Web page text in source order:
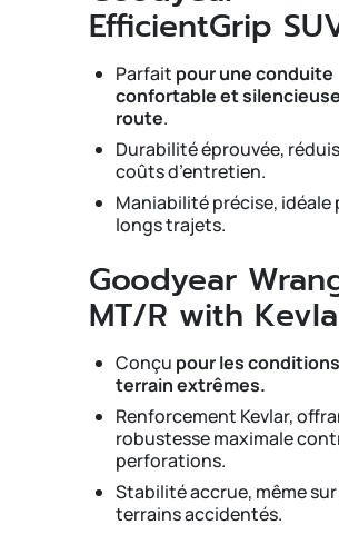
EfficientGrip
Parfait pour une conduite
confortable et
route.
Durabilité éprouvée,
coûts d’entretien.
Maniabilité précise, idéale
longs trajets.
Goodyear
MT/R with
Conçu pour les
terrain extrêmes.
Renforcement Kevlar,
robustesse maximale
perforations.
Stabilité accrue, même
terrains accidentés.